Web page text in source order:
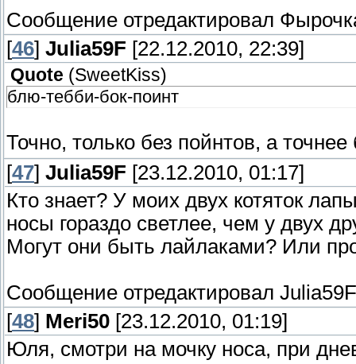
Сообщение отредактировал
[46] Julia59F [22.12.2010, 22:39]
Quote (SweetKiss)
блю-тебби-бок-поинт
Точно, только без пойнтов, а
[47] Julia59F [23.12.2010, 01:17]
Кто знает? У моих двух котяток
носы гораздо светлее, чем у двух
Могут они быть лайлаками? Или
Сообщение отредактировал Julia59F
[48] Meri50 [23.12.2010, 01:19]
Юля, смотри на мочку носа, при